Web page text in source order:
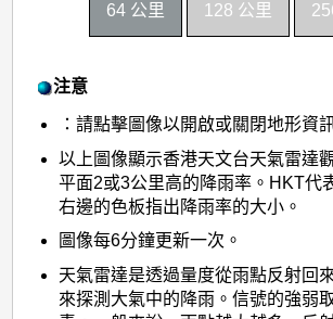
64 公里 128 公里
注意
：請點擊圖像以開啟或關閉地形資
以上圖像顯示香港天文台天氣雷達
平面2或3公里高的降雨率。HKT代
右邊的色板指出降雨率的大小。
圖像每6分鐘更新一次。
天氣雷達是透過量度從雨點反射回
來探測大氣中的降雨。信號的強弱